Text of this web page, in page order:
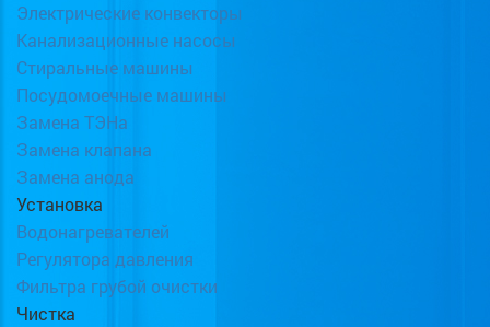
Электрические конвекторы
Канализационные насосы
Стиральные машины
Посудомоечные машины
Замена ТЭНа
Замена клапана
Замена анода
Установка
Водонагревателей
Регулятора давления
Фильтра грубой очистки
Чистка